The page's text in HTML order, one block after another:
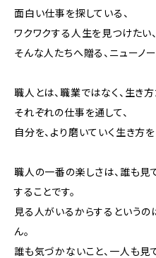
面白い仕事を探している、
ワクワクする人生を見つけたい、
そんな人たちへ贈る、ニューノ
職人とは、職業ではなく、生き方
それぞれの仕事を通して、
自分を、より磨いていく生き方
職人の一番の楽しさは、誰も見
することです。
見る人がいるからするという
ん。
誰も気づかないこと、一人も見